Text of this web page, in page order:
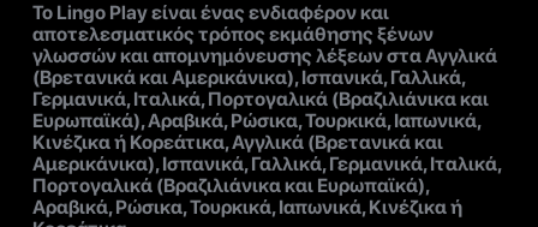
Το Lingo Play είναι ένας ενδιαφέρον και
αποτελεσματικός τρόπος εκμάθησης ξένων
γλωσσών και απομνημόνευσης λέξεων στα Αγγλικά
(Βρετανικά και Αμερικάνικα), Ισπανικά, Γαλλικά,
Γερμανικά, Ιταλικά, Πορτογαλικά (Βραζιλιάνικα και
Ευρωπαϊκά), Αραβικά, Ρώσικα, Τουρκικά, Ιαπωνικά,
Κινέζικα ή Κορεάτικα, Αγγλικά (Βρετανικά και
Αμερικάνικα), Ισπανικά, Γαλλικά, Γερμανικά, Ιταλικά,
Πορτογαλικά (Βραζιλιάνικα και Ευρωπαϊκά),
Αραβικά, Ρώσικα, Τουρκικά, Ιαπωνικά, Κινέζικα ή